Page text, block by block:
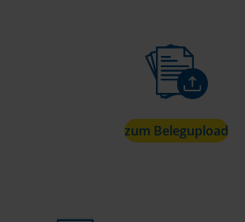
zum Belegupload